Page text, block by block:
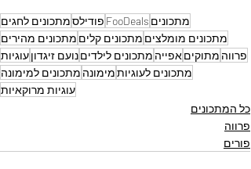
מתכונים FooDeals פודילסמתכונים לחגים
מתכונים מומלצים מתכונים קלים מתכונים מהירים
פרווה מתוקיםאפייה מתכונים לילדיםנועם זיגדוןעוגיות
מתכונים לעוגיותמימונה מתכונים למימונה
עוגיות מרוקאיות
כל המתכונים
פרווה
פורים